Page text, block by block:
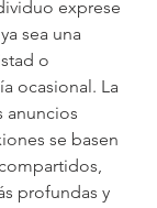
exprese
sea una
o
ocasional. La
anuncios
se basen
profundas y